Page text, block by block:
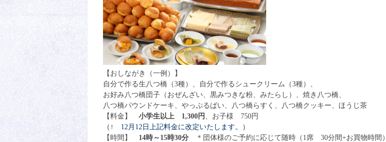
【おしながき（一例）】
自分で作る生八つ橋（3種）、自分で作るシュークリーム（3種）、
お好み八つ橋団子（おぜんざい、黒みつきな粉、みたらし）、焼き八つ橋、
八つ橋パウンドケーキ、やっぷるぱい、八つ橋らすく、八つ橋クッキー、ほうじ茶
【料金】 小学生以上 1,300円 、お子様 750円
（↑ 12月12日上記料金に改定いたします。）
【時間】 14時～15時30分 ＊団体様のご予約に応じて随時（1席 30分間+お買物時間）